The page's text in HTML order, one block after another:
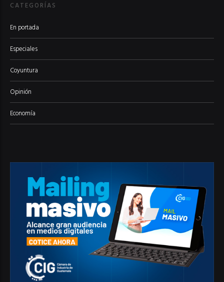
CATEGORÍAS
En portada
Especiales
Coyuntura
Opinión
Economía